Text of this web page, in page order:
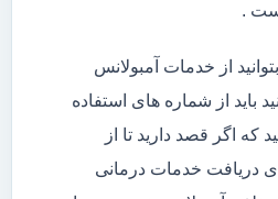
.
از خدمات آمبولانس
باید از شماره های استفاده
که اگر قصد دارید تا از
دریافت خدمات درمانی